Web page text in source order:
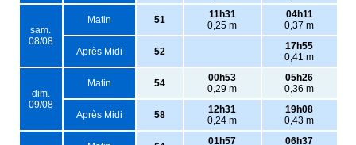
sam.
08/08
Matin 51
11h31
0,25 m
04h11
0,37 m
Après Midi 52
17h55
0,41 m
dim.
09/08
Matin 54
00h53
0,29 m
05h26
0,36 m
Après Midi 58
12h31
0,24 m
19h08
0,43 m
01h57
06h37